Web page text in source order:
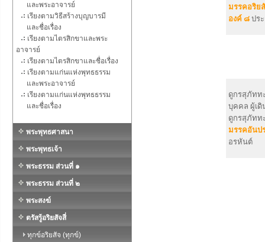
และพระอาจารย์
เรียงตามวิธีสร้างบุญบารมี
และชื่อเรื่อง
เรียงตามไตรสิกขาและพระ
อาจารย์
เรียงตามไตรสิกขาและชื่อเรื่อง
เรียงตามแก่นแห่งพุทธธรรม
และพระอาจารย์
เรียงตามแก่นแห่งพุทธธรรม
และชื่อเรื่อง
พระพุทธศาสนา
พระพุทธเจ้า
พระธรรม ส่วนที่ ๑
พระธรรม ส่วนที่ ๒
พระสงฆ์
ตรัสรู้อริยสัจสี่
ทุกข์อริยสัจ (ทุกข์)
มรรคอริย
องค์ ๘ ปร
ดูกรสุภัทท
บุคคล ผู้เดิ
ดูกรสุภัทท
มรรคอันป
อรหันต์